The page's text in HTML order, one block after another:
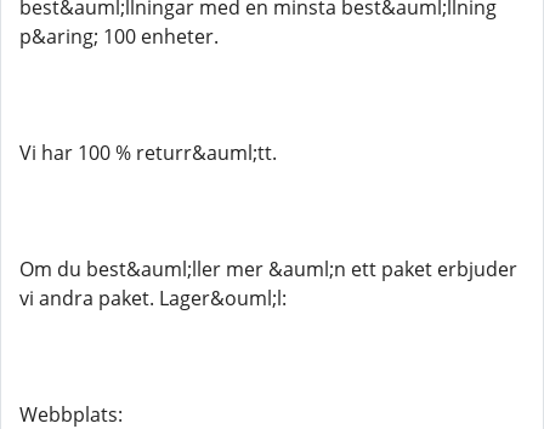
best&auml;llningar med en minsta best&auml;llning
p&aring; 100 enheter.
Vi har 100 % returr&auml;tt.
Om du best&auml;ller mer &auml;n ett paket erbjuder
vi andra paket. Lager&ouml;l:
Webbplats: